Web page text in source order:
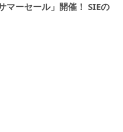
ーセール」開催！ SIEの